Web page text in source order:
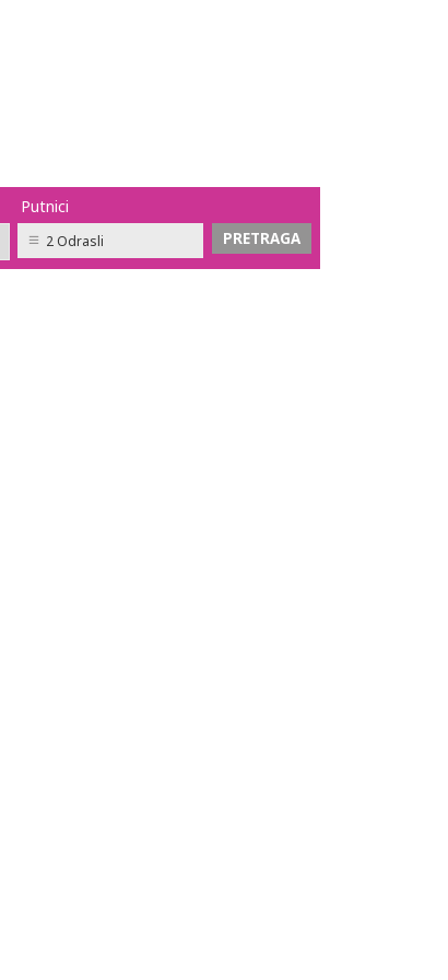
Putnici
2 Odrasli